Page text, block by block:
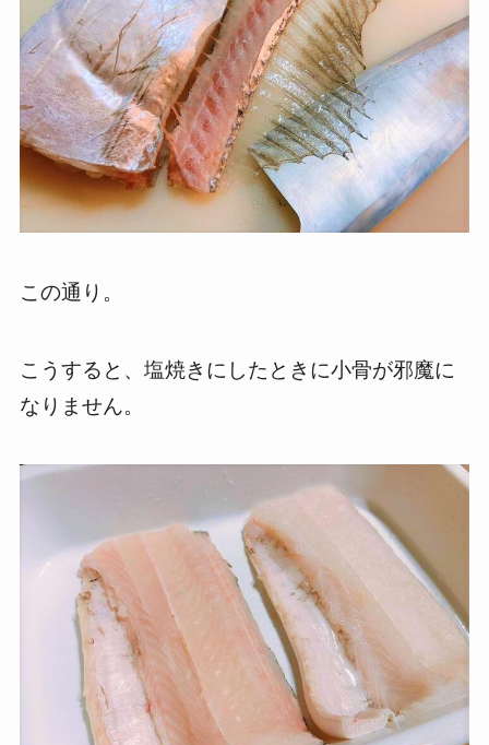
この通り。
こうすると、塩焼きにしたときに小骨が邪魔に
なりません。